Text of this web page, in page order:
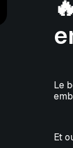
Le
Et